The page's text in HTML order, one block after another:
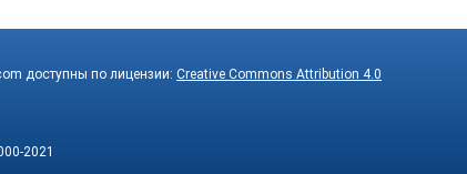
доступны по лицензии: Creative Commons Attribution 4.0
2021